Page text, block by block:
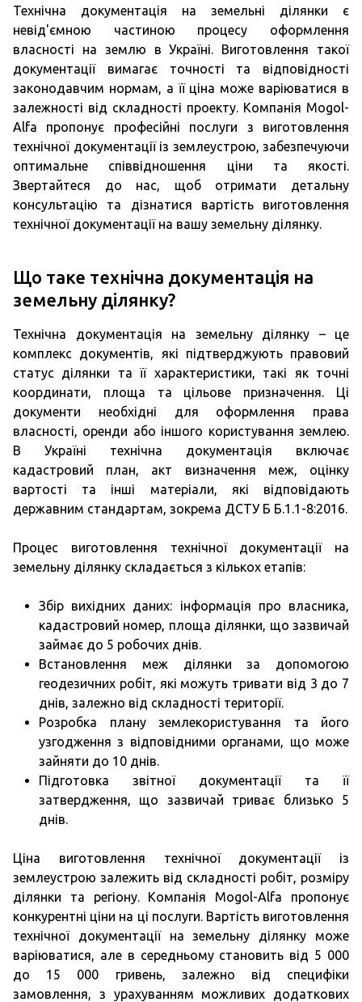
Технічна документація на земельні ділянки є
невід'ємною частиною процесу оформлення
власності на землю в Україні. Виготовлення такої
документації вимагає точності та відповідності
законодавчим нормам, а її ціна може варіюватися в
залежності від складності проекту. Компанія Mogol-
Alfa пропонує професійні послуги з виготовлення
технічної документації із землеустрою, забезпечуючи
оптимальне співвідношення ціни та якості.
Звертайтеся до нас, щоб отримати детальну
консультацію та дізнатися вартість виготовлення
технічної документації на вашу земельну ділянку.
Що таке технічна документація на
земельну ділянку?
Технічна документація на земельну ділянку – це
комплекс документів, які підтверджують правовий
статус ділянки та її характеристики, такі як точні
координати, площа та цільове призначення. Ці
документи необхідні для оформлення права
власності, оренди або іншого користування землею.
В Україні технічна документація включає
кадастровий план, акт визначення меж, оцінку
вартості та інші матеріали, які відповідають
державним стандартам, зокрема ДСТУ Б Б.1.1-8:2016.
Процес виготовлення технічної документації на
земельну ділянку складається з кількох етапів:
Збір вихідних даних: інформація про власника,
кадастровий номер, площа ділянки, що зазвичай
займає до 5 робочих днів.
Встановлення меж ділянки за допомогою
геодезичних робіт, які можуть тривати від 3 до 7
днів, залежно від складності території.
Розробка плану землекористування та його
узгодження з відповідними органами, що може
зайняти до 10 днів.
Підготовка звітної документації та її
затвердження, що зазвичай триває близько 5
днів.
Ціна виготовлення технічної документації із
землеустрою залежить від складності робіт, розміру
ділянки та регіону. Компанія Mogol-Alfa пропонує
конкурентні ціни на ці послуги. Вартість виготовлення
технічної документації на земельну ділянку може
варіюватися, але в середньому становить від 5 000
до 15 000 гривень, залежно від специфіки
замовлення, з урахуванням можливих додаткових